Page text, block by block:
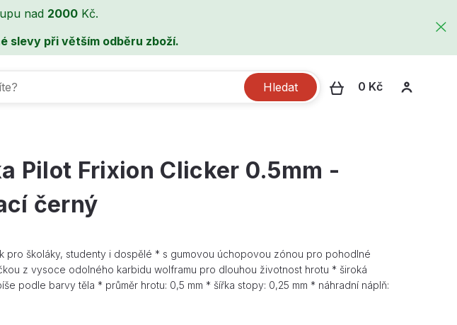
nad 2000 Kč.
slevy při větším odběru zboží.
Hledat 0 Kč
Pilot Frixion Clicker 0.5mm -
černý
pro školáky, studenty i dospělé * s gumovou úchopovou zónou pro pohodlné
z vysoce odolného karbidu wolframu pro dlouhou životnost hrotu * široká
podle barvy těla * průměr hrotu: 0,5 mm * šířka stopy: 0,25 mm * náhradní náplň: